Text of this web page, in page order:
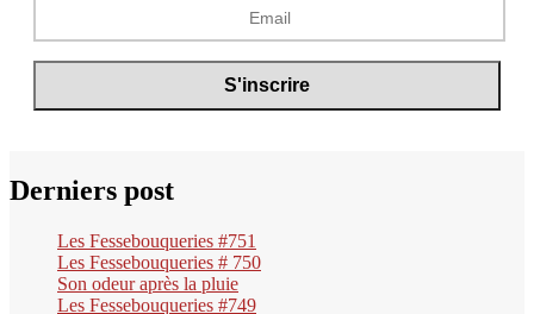
Derniers post
Les Fessebouqueries #751
Les Fessebouqueries # 750
Son odeur après la pluie
Les Fessebouqueries #749